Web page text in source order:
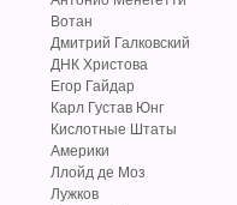
Вотан
Дмитрий Галковский
ДНК Христова
Егор Гайдар
Карл Густав Юнг
Кислотные Штаты
Америки
Ллойд де Моз
Лужков